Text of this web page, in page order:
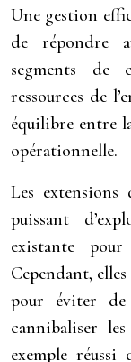
Une gestion
de répondre
segments de
ressources de
équilibre entre
opérationnelle.
Les extensions
puissant
existante
Cependant,
pour éviter de
cannibaliser
exemple réussi